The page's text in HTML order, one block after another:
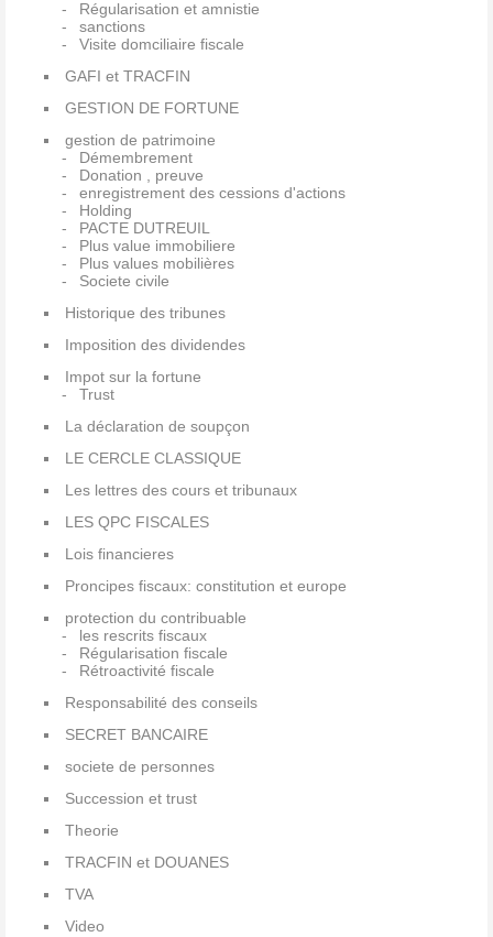
Régularisation et amnistie
sanctions
Visite domciliaire fiscale
GAFI et TRACFIN
GESTION DE FORTUNE
gestion de patrimoine
Démembrement
Donation , preuve
enregistrement des cessions d'actions
Holding
PACTE DUTREUIL
Plus value immobiliere
Plus values mobilières
Societe civile
Historique des tribunes
Imposition des dividendes
Impot sur la fortune
Trust
La déclaration de soupçon
LE CERCLE CLASSIQUE
Les lettres des cours et tribunaux
LES QPC FISCALES
Lois financieres
Proncipes fiscaux: constitution et europe
protection du contribuable
les rescrits fiscaux
Régularisation fiscale
Rétroactivité fiscale
Responsabilité des conseils
SECRET BANCAIRE
societe de personnes
Succession et trust
Theorie
TRACFIN et DOUANES
TVA
Video